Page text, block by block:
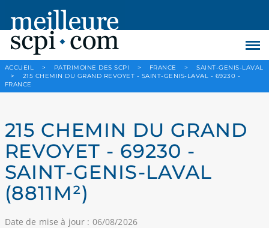
ACCUEIL > PATRIMOINE DES SCPI > FRANCE >
SAINT-GENIS-LAVAL
>
215 CHEMIN DU GRAND REVOYET - SAINT-GENIS-LAVAL - 69230 -
FRANCE
215 CHEMIN DU GRAND
REVOYET - 69230 -
SAINT-GENIS-LAVAL
(8811M²)
Date de mise à jour : 06/08/2026